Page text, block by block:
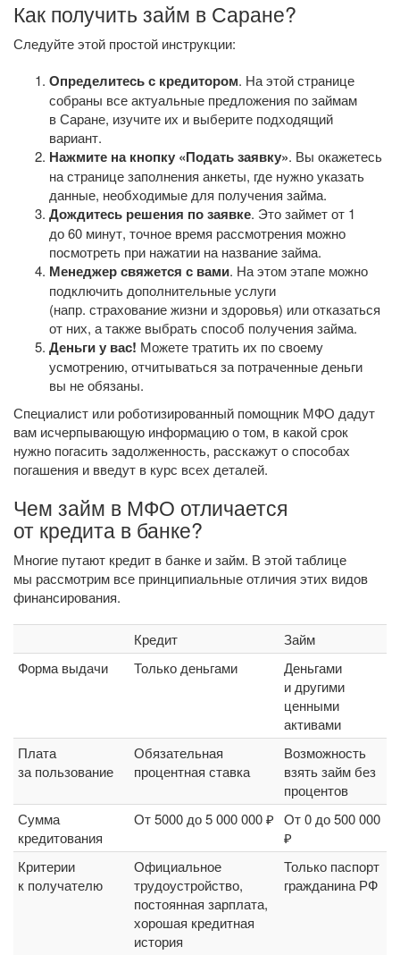
Как получить займ в Саране?
Следуйте этой простой инструкции:
Определитесь с кредитором. На этой странице
собраны все актуальные предложения по займам
в Саране, изучите их и выберите подходящий
вариант.
Нажмите на кнопку «Подать заявку». Вы окажетесь
на странице заполнения анкеты, где нужно указать
данные, необходимые для получения займа.
Дождитесь решения по заявке. Это займет от 1
до 60 минут, точное время рассмотрения можно
посмотреть при нажатии на название займа.
Менеджер свяжется с вами. На этом этапе можно
подключить дополнительные услуги
(напр. страхование жизни и здоровья) или отказаться
от них, а также выбрать способ получения займа.
Деньги у вас! Можете тратить их по своему
усмотрению, отчитываться за потраченные деньги
вы не обязаны.
Специалист или роботизированный помощник МФО дадут
вам исчерпывающую информацию о том, в какой срок
нужно погасить задолженность, расскажут о способах
погашения и введут в курс всех деталей.
Чем займ в МФО отличается
от кредита в банке?
Многие путают кредит в банке и займ. В этой таблице
мы рассмотрим все принципиальные отличия этих видов
финансирования.
Кредит
Займ
Форма выдачи
Только деньгами
Деньгами
и другими
ценными
активами
Плата
за пользование
Обязательная
процентная ставка
Возможность
взять займ без
процентов
Сумма
кредитования
От 5000 до 5 000 000 ₽ От 0 до 500 000
₽
Критерии
к получателю
Официальное
трудоустройство,
постоянная зарплата,
хорошая кредитная
история
Только паспорт
гражданина РФ